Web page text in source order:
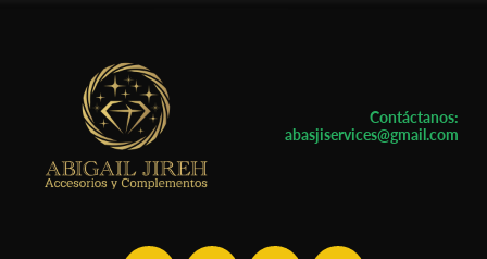
Contáctanos:
abasjiservices@gmail.com